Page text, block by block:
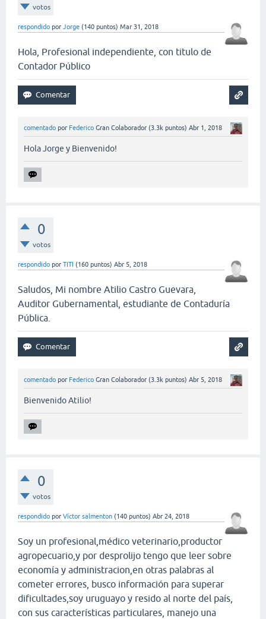
votos
respondido por Jorge (140 puntos) Mar 31, 2018
Hola, Profesional independiente, con titulo de
Contador Público
comentado por Federico Gran Colaborador (3.3k puntos) Abr 1, 2018
Hola Jorge y Bienvenido!
0
votos
respondido por TITI (160 puntos) Abr 5, 2018
Saludos, Mi nombre Atilio Castro Guevara,
Auditor Gubernamental, estudiante de Contaduría
Pública.
comentado por Federico Gran Colaborador (3.3k puntos) Abr 5, 2018
Bienvenido Atilio!
0
votos
respondido por Víctor salmenton (140 puntos) Abr 24, 2018
Soy un profesional,médico veterinario,productor
agropecuario,y por desprolijo tengo que leer sobre
economía y administracion,en otras palabras al
cometer errores, busco información para superar
dificultades,soy uruguayo y resido al norte del país,
con sus características particulares, manejo una